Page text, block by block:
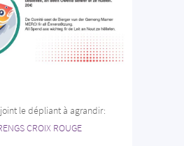
le dépliant à agrandir:
CROIX ROUGE